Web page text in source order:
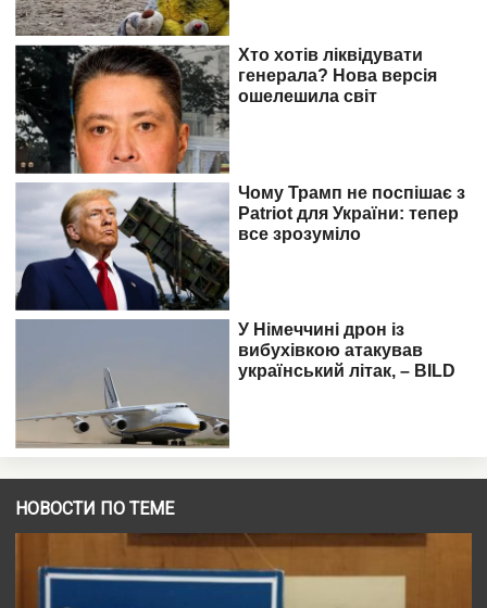
НОВОСТИ ПО ТЕМЕ